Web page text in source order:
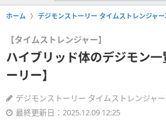
ホーム デジモンストーリー タイムストレンジャ
【タイムストレンジャー】
ハイブリッド体のデジモン
ーリー】
デジモンストーリー タイムストレンジャ
最終更新日：2025.12.09 12:25